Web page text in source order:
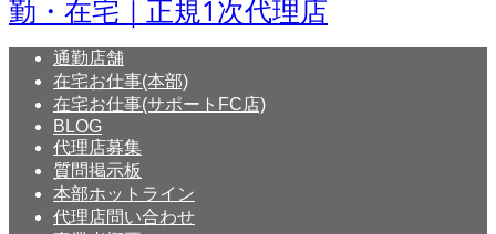
通勤店舗
在宅お仕事(本部)
在宅お仕事(サポートFC店)
BLOG
代理店募集
質問掲示板
本部ホットライン
代理店問い合わせ